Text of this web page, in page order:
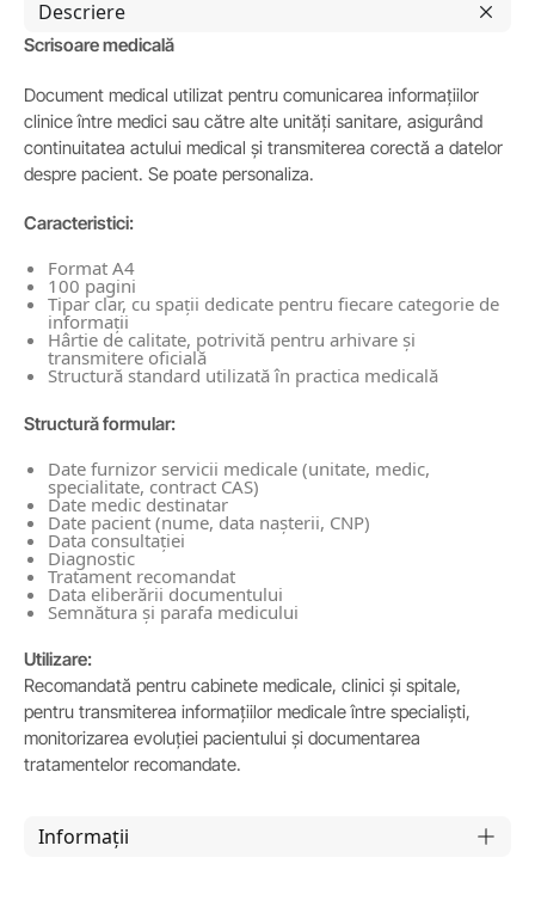
Descriere
Scrisoare medicală
Document medical utilizat pentru comunicarea informațiilor
clinice între medici sau către alte unități sanitare, asigurând
continuitatea actului medical și transmiterea corectă a datelor
despre pacient. Se poate personaliza.
Caracteristici:
Format A4
100 pagini
Tipar clar, cu spații dedicate pentru fiecare categorie de
informații
Hârtie de calitate, potrivită pentru arhivare și
transmitere oficială
Structură standard utilizată în practica medicală
Structură formular:
Date furnizor servicii medicale (unitate, medic,
specialitate, contract CAS)
Date medic destinatar
Date pacient (nume, data nașterii, CNP)
Data consultației
Diagnostic
Tratament recomandat
Data eliberării documentului
Semnătura și parafa medicului
Utilizare:
Recomandată pentru cabinete medicale, clinici și spitale,
pentru transmiterea informațiilor medicale între specialiști,
monitorizarea evoluției pacientului și documentarea
tratamentelor recomandate.
Informații